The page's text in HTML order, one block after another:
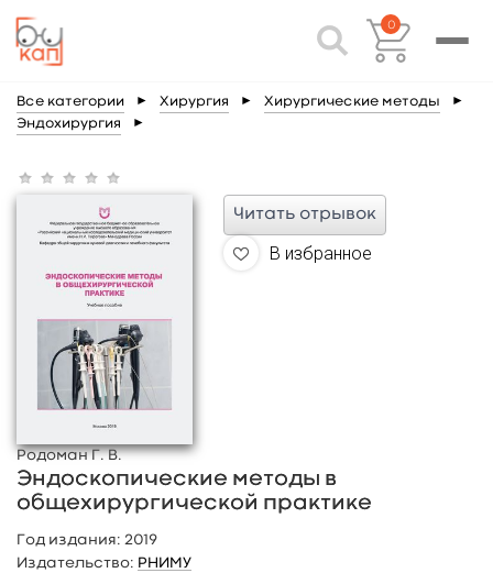
0
Все категории ► Хирургия ► Хирургические методы ►
Эндохирургия ►
Читать отрывок
В избранное
Родоман Г. В.
Эндоскопические методы в
общехирургической практике
Год издания: 2019
Издательство: РНИМУ